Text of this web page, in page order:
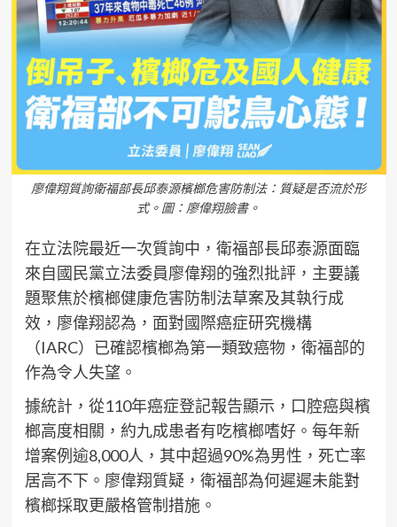
廖偉翔質詢衛福部長邱泰源檳榔危害防制法：質疑是否流於形
式。圖：廖偉翔臉書。
在立法院最近一次質詢中，衛福部長邱泰源面臨
來自國民黨立法委員廖偉翔的強烈批評，主要議
題聚焦於檳榔健康危害防制法草案及其執行成
效，廖偉翔認為，面對國際癌症研究機構
（IARC）已確認檳榔為第一類致癌物，衛福部的
作為令人失望。
據統計，從110年癌症登記報告顯示，口腔癌與檳
榔高度相關，約九成患者有吃檳榔嗜好。每年新
增案例逾8,000人，其中超過90%為男性，死亡率
居高不下。廖偉翔質疑，衛福部為何遲遲未能對
檳榔採取更嚴格管制措施。